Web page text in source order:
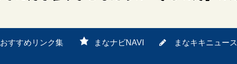
おすすめリンク集 まなナビNAVI まなキキニュース